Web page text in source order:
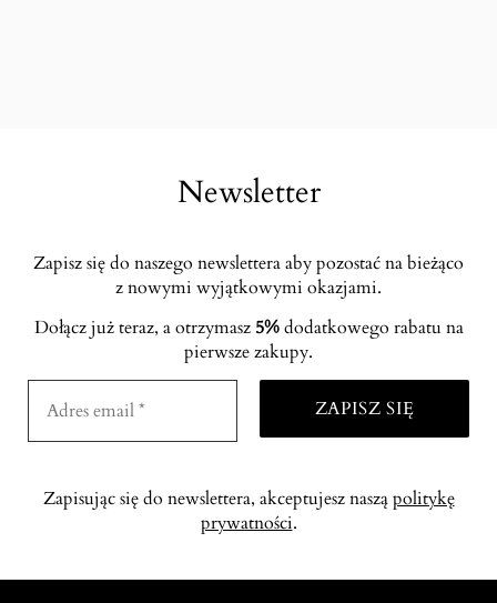
Newsletter
Zapisz się do naszego newslettera aby pozostać na bieżąco
z nowymi wyjątkowymi okazjami.
Dołącz już teraz, a otrzymasz 5%dodatkowego rabatu na
pierwsze zakupy.
Zapisując się do newslettera, akceptujesz nasząpolitykę
prywatności.